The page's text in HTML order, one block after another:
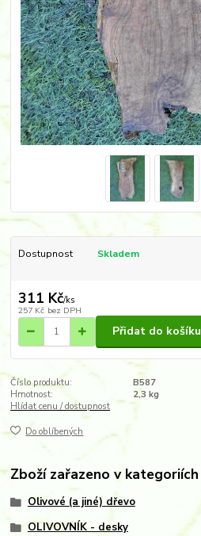
Dostupnost Skladem
311 Kč/ks
257 Kč bez DPH
Přidat do košíku
Číslo produktu:
B587
Hmotnost:
2,3 kg
Hlídat cenu / dostupnost
Do oblíbených
Zboží zařazeno v kategoriích
Olivové (a jiné) dřevo
OLIVOVNÍK - desky